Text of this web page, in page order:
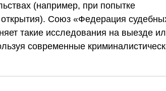
(например, при попытке
Союз «Федерация
такие исследования на выезде
современные